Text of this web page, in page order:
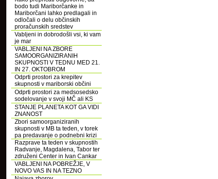
bodo tudi Mariborčanke in
Mariborčani lahko predlagali in
odločali o delu občinskih
proračunskih sredstev
Vabljeni in dobrodošli vsi, ki vam
je mar
VABLJENI NA ZBORE
SAMOORGANIZIRANIH
SKUPNOSTI V TEDNU MED 21.
IN 27. OKTOBROM
Odprti prostori za krepitev
skupnosti v mariborski občini
Odprti prostori za medsosedsko
sodelovanje v svoji MČ ali KS
STANJE PLANETA KOT GA VIDI
ZNANOST
Zbori samoorganiziranih
skupnosti v MB ta teden, v torek
pa predavanje o podnebni krizi
Razprave ta teden v skupnostih
Radvanje, Magdalena, Tabor ter
združeni Center in Ivan Cankar
VABLJENI NA POBREŽJE, V
NOVO VAS IN NA TEZNO